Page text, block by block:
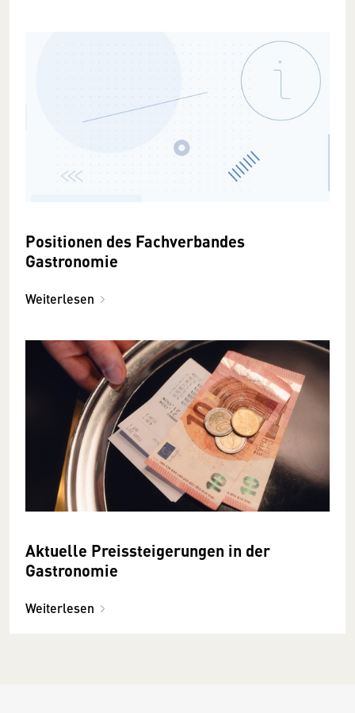
Positionen des Fachverbandes
Gastronomie
Weiterlesen
Aktuelle Preissteigerungen in der
Gastronomie
Weiterlesen